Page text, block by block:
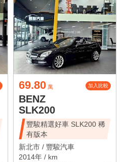
69.80 萬 加入比較
BENZ
SLK200
豐駿精選好車 SLK200 稀
有版本
新北市 / 豐駿汽車
2014年 / km